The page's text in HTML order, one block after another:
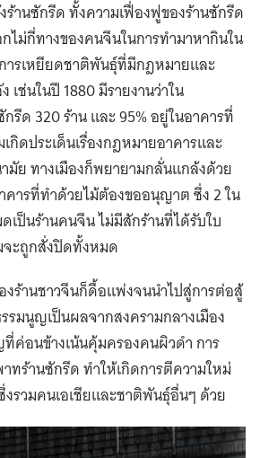
ร้านซักรีด ทั้งความเฟื่องฟูของร้านซักรีด
ไม่กี่ทางของคนจีนในการทำมาหากินใน
ารเหยียดชาติพันธุ์ที่มีกฎหมายและ
ช่นในปี 1880 มีรายงานว่าใน
รีด 320 ร้าน และ 95% อยู่ในอาคารที่
กิดประเด็นเรื่องกฎหมายอาคารและ
มัย ทางเมืองก็พยายามกลั่นแกล้งด้วย
คารที่ทำด้วยไม้ต้องขออนุญาต ซึ่ง 2 ใน
เป็นร้านคนจีน ไม่มีสักร้านที่ได้รับใบ
ะถูกสั่งปิดทั้งหมด
งร้านชาวจีนก็ดื้อแพ่งจนนำไปสู่การต่อสู้
รมนูญเป็นผลจากสงครามกลางเมือง
ค่อนข้างเน้นคุ้มครองคนผิวดำ การ
ทร้านซักรีด ทำให้เกิดการตีความใหม่
รวมคนเอเชียและชาติพันธุ์อื่นๆ ด้วย